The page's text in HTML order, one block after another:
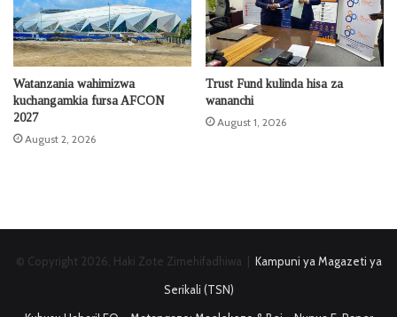
Watanzania wahimizwa
kuchangamkia fursa AFCON
2027
August 2, 2026
Trust Fund kulinda hisa za
wananchi
August 1, 2026
© Copyright 2026, Haki Zote Zimehifadhiwa | Kampuni ya Magazeti ya
Serikali (TSN)